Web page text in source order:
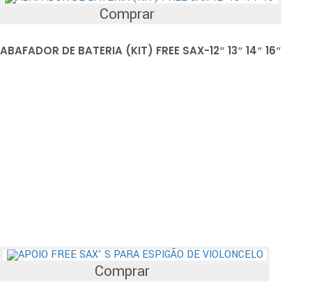
Comprar
ABAFADOR DE BATERIA (KIT) FREE SAX-12″ 13″ 14″ 16″
Comprar